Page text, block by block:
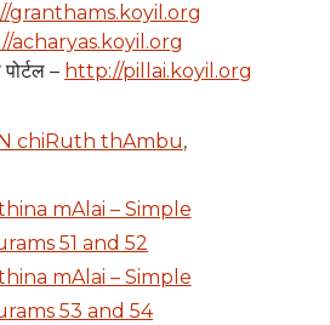
granthams.koyil.org
acharyas.koyil.org
– http://pillai.koyil.org
chiRuth thAmbu,
mAlai – Simple
51 and 52
mAlai – Simple
53 and 54